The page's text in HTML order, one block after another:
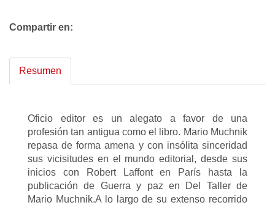
Compartir en:
Resumen
Oficio editor es un alegato a favor de una
profesión tan antigua como el libro. Mario Muchnik
repasa de forma amena y con insólita sinceridad
sus vicisitudes en el mundo editorial, desde sus
inicios con Robert Laffont en París hasta la
publicación de Guerra y paz en Del Taller de
Mario Muchnik.A lo largo de su extenso recorrido